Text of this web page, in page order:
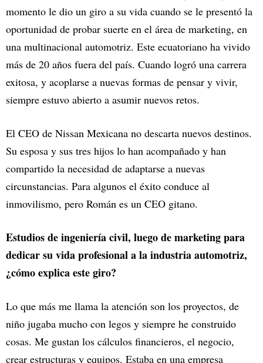
momento le dio un giro a su vida cuando se le presentó la
oportunidad de probar suerte en el área de marketing, en
una multinacional automotriz. Este ecuatoriano ha vivido
más de 20 años fuera del país. Cuando logró una carrera
exitosa, y acoplarse a nuevas formas de pensar y vivir,
siempre estuvo abierto a asumir nuevos retos.
El CEO de Nissan Mexicana no descarta nuevos destinos.
Su esposa y sus tres hijos lo han acompañado y han
compartido la necesidad de adaptarse a nuevas
circunstancias. Para algunos el éxito conduce al
inmovilismo, pero Román es un CEO gitano.
Estudios de ingeniería civil, luego de marketing para
dedicar su vida profesional a la industria automotriz,
¿cómo explica este giro?
Lo que más me llama la atención son los proyectos, de
niño jugaba mucho con legos y siempre he construido
cosas. Me gustan los cálculos financieros, el negocio,
crear estructuras y equipos. Estaba en una empresa